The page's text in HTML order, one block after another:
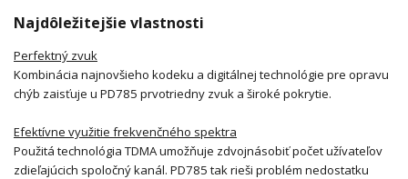
Najdôležitejšie vlastnosti
Perfektný zvuk
Kombinácia najnovšieho kodeku a digitálnej technológie pre opravu
chýb zaisťuje u PD785 prvotriedny zvuk a široké pokrytie.
Efektívne využitie frekvenčného spektra
Použitá technológia TDMA umožňuje zdvojnásobiť počet užívateľov
zdieľajúcich spoločný kanál. PD785 tak rieši problém nedostatku